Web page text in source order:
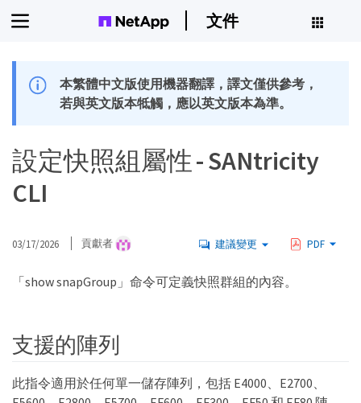
文件
本繁體中文版使用機器翻譯，譯文僅供參考，
若與英文版本牴觸，應以英文版本為準。
設定快照組屬性 - SANtricity
CLI
03/17/2026 貢獻者 建議變更 PDF
「show snapGroup」命令可定義快照群組的內容。
支援的陣列
此指令適用於任何單一儲存陣列，包括 E4000、E2700、